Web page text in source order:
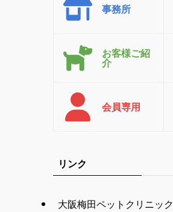
事務所
お客様ご紹
介
会員専用
リンク
大阪梅田ペットクリニック